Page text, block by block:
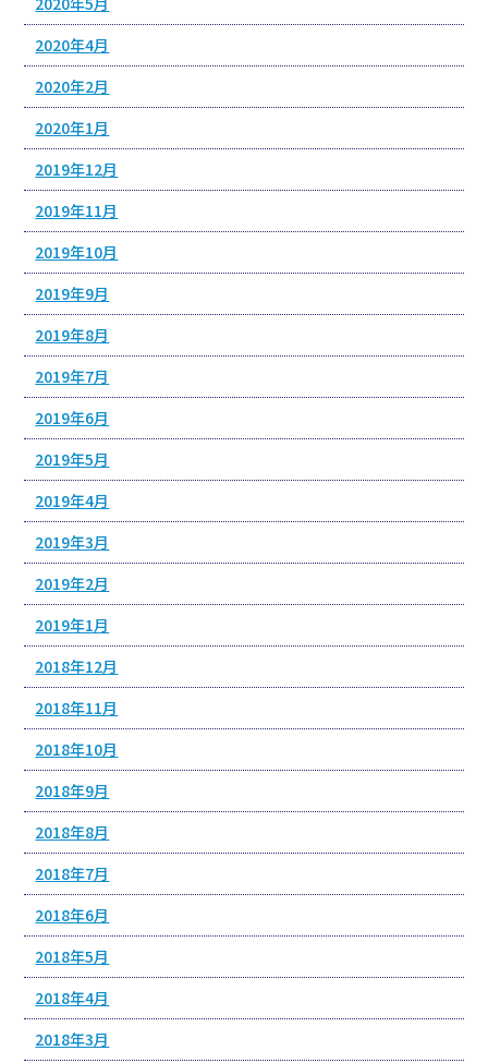
2020年4月
2020年2月
2020年1月
2019年12月
2019年11月
2019年10月
2019年9月
2019年8月
2019年7月
2019年6月
2019年5月
2019年4月
2019年3月
2019年2月
2019年1月
2018年12月
2018年11月
2018年10月
2018年9月
2018年8月
2018年7月
2018年6月
2018年5月
2018年4月
2018年3月